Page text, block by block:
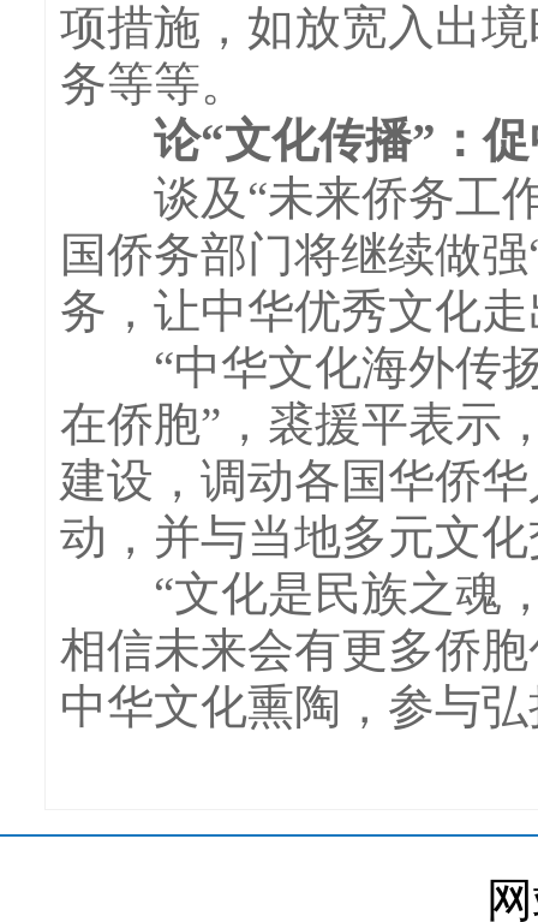
项措施，如放宽入出
务等等。
论“文化传播”：促
谈及“未来侨务工作
国侨务部门将继续做
务，让中华优秀文化
“中华文化海外传扬
在侨胞”，裘援平表示
建设，调动各国华侨
动，并与当地多元文
“文化是民族之魂，
相信未来会有更多侨
中华文化熏陶，参与